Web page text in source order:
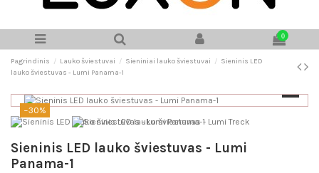
0
Pagrindinis Lauko šviestuvai Sieniniai lauko šviestuvai
Sieninis LED
lauko šviestuvas - Lumi Panama-1
−30%
Sieninis LED lauko šviestuvas - Lumi
Panama-1